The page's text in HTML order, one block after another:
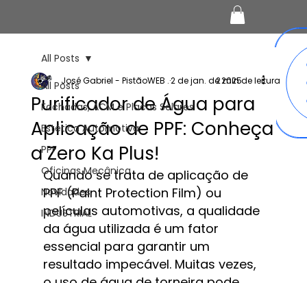
All Posts
Fachadas, ACM e Placas Solares
Estética Automotiva
PPF
Oficinas Mecânica
Novidades
INDUSTRIAL
All Posts
Purificador de Água para
Aplicação de PPF: Conheça
a Zero Ka Plus!
José Gabriel - PistãoWEB .2 de jan. de 20252 min de leitura
Quando se trata de aplicação de
PPF (Paint Protection Film) ou
películas automotivas, a qualidade
da água utilizada é um fator
essencial para garantir um
resultado impecável. Muitas vezes,